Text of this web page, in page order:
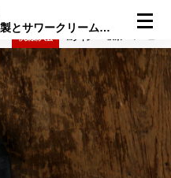
ちょこちょこつまめる幸せ"鯖の燻製とサワークリームのディップとせりと油揚げのおひたし"